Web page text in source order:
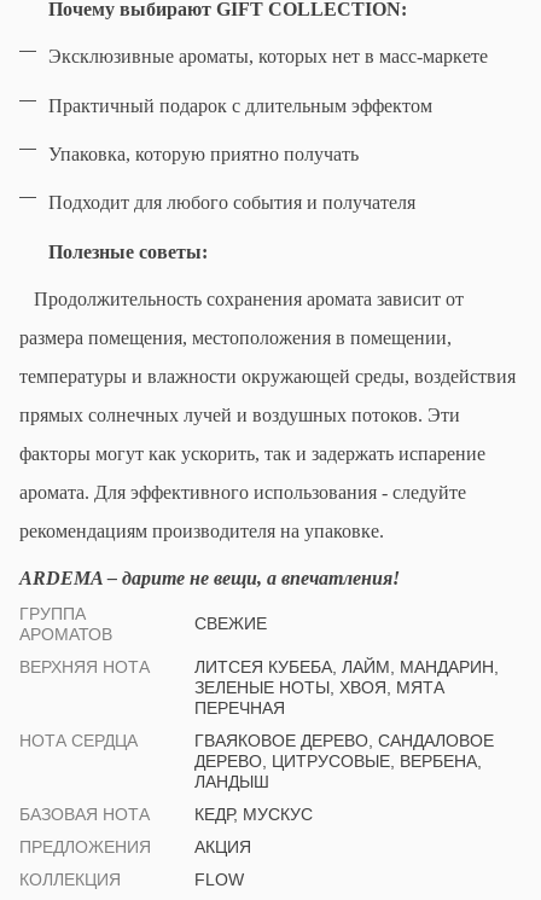
Почему выбирают GIFT COLLECTION:
Эксклюзивные ароматы, которых нет в масс-маркете
Практичный подарок с длительным эффектом
Упаковка, которую приятно получать
Подходит для любого события и получателя
Полезные советы:
Продолжительность сохранения аромата зависит от
размера помещения, местоположения в помещении,
температуры и влажности окружающей среды, воздействия
прямых солнечных лучей и воздушных потоков. Эти
факторы могут как ускорить, так и задержать испарение
аромата. Для эффективного использования - следуйте
рекомендациям производителя на упаковке.
ARDEMA – дарите не вещи, а впечатления!
ГРУППА
АРОМАТОВ
СВЕЖИЕ
ВЕРХНЯЯ НОТА
ЛИТСЕЯ КУБЕБА, ЛАЙМ, МАНДАРИН,
ЗЕЛЕНЫЕ НОТЫ, ХВОЯ, МЯТА
ПЕРЕЧНАЯ
НОТА СЕРДЦА
ГВАЯКОВОЕ ДЕРЕВО, САНДАЛОВОЕ
ДЕРЕВО, ЦИТРУСОВЫЕ, ВЕРБЕНА,
ЛАНДЫШ
БАЗОВАЯ НОТА
КЕДР, МУСКУС
ПРЕДЛОЖЕНИЯ
АКЦИЯ
КОЛЛЕКЦИЯ
FLOW